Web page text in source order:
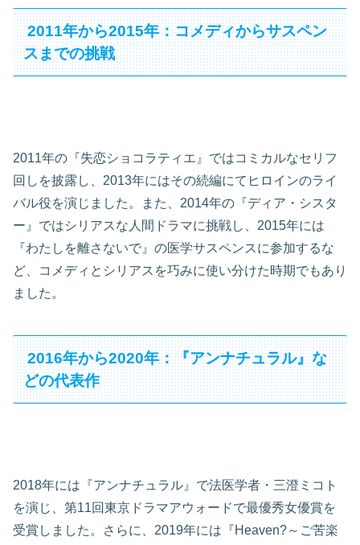
2011年から2015年：コメディからサスペン
スまでの挑戦
2011年の『失恋ショコラティエ』ではコミカルなセリフ
回しを披露し、2013年にはその続編にてヒロインのライ
バル役を演じました。また、2014年の『ディア・シスタ
ー』ではシリアスな人間ドラマに挑戦し、2015年には
『わたしを離さないで』の医学サスペンスに参加するな
ど、コメディとシリアスを巧みに使い分けた時期でもあり
ました。
2016年から2020年：『アンナチュラル』な
どの代表作
2018年には『アンナチュラル』で法医学者・三澄ミコト
を演じ、第11回東京ドラマアウォードで最優秀女優賞を
受賞しました。さらに、2019年には『Heaven?～ご苦楽